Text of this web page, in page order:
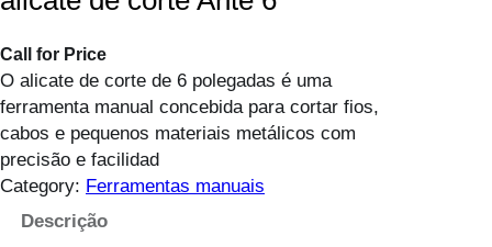
Call for Price
O alicate de corte de 6 polegadas é uma
ferramenta manual concebida para cortar fios,
cabos e pequenos materiais metálicos com
precisão e facilidad
Category: Ferramentas manuais
Descrição